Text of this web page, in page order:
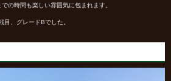
の時間も楽しい雰囲気に包まれます。
目、グレードBでした。